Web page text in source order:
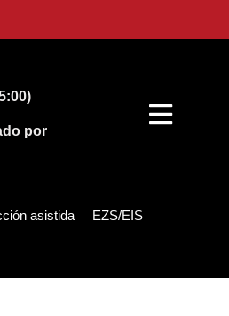
por
asistida EZS/EIS